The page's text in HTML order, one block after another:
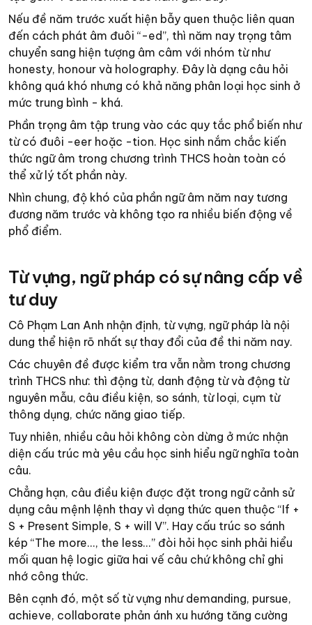
Nếu đề năm trước xuất hiện bẫy quen thuộc liên quan
đến cách phát âm đuôi “-ed”, thì năm nay trọng tâm
chuyển sang hiện tượng âm câm với nhóm từ như
honesty, honour và holography. Đây là dạng câu hỏi
không quá khó nhưng có khả năng phân loại học sinh ở
mức trung bình - khá.
Phần trọng âm tập trung vào các quy tắc phổ biến như
từ có đuôi -eer hoặc -tion. Học sinh nắm chắc kiến
thức ngữ âm trong chương trình THCS hoàn toàn có
thể xử lý tốt phần này.
Nhìn chung, độ khó của phần ngữ âm năm nay tương
đương năm trước và không tạo ra nhiều biến động về
phổ điểm.
Từ vựng, ngữ pháp có sự nâng cấp về
tư duy
Cô Phạm Lan Anh nhận định, từ vựng, ngữ pháp là nội
dung thể hiện rõ nhất sự thay đổi của đề thi năm nay.
Các chuyên đề được kiểm tra vẫn nằm trong chương
trình THCS như: thì động từ, danh động từ và động từ
nguyên mẫu, câu điều kiện, so sánh, từ loại, cụm từ
thông dụng, chức năng giao tiếp.
Tuy nhiên, nhiều câu hỏi không còn dừng ở mức nhận
diện cấu trúc mà yêu cầu học sinh hiểu ngữ nghĩa toàn
câu.
Chẳng hạn, câu điều kiện được đặt trong ngữ cảnh sử
dụng câu mệnh lệnh thay vì dạng thức quen thuộc “If +
S + Present Simple, S + will V”. Hay cấu trúc so sánh
kép “The more..., the less...” đòi hỏi học sinh phải hiểu
mối quan hệ logic giữa hai vế câu chứ không chỉ ghi
nhớ công thức.
Bên cạnh đó, một số từ vựng như demanding, pursue,
achieve, collaborate phản ánh xu hướng tăng cường